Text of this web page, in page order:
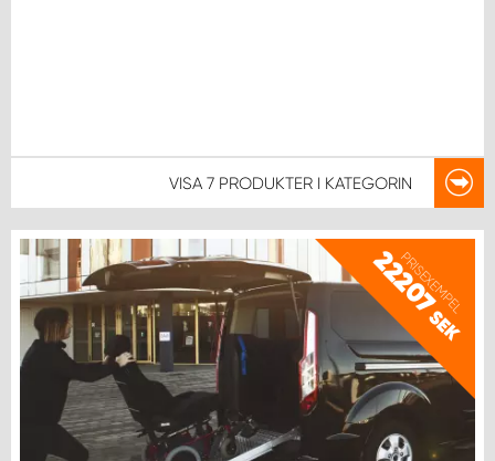
VISA 7 PRODUKTER I KATEGORIN
PRISEXEMPEL
22207
SEK